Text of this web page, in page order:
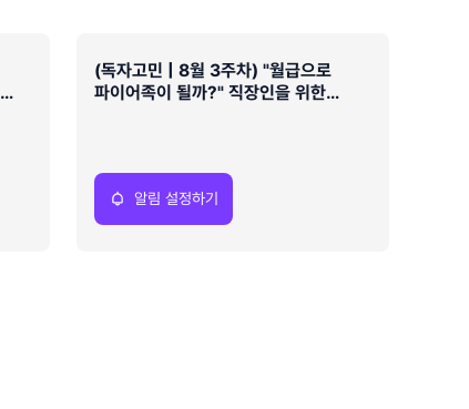
(독자고민 | 8월 3주차) "월급으로
파이어족이 될까?" 직장인을 위한
알림 설정하기